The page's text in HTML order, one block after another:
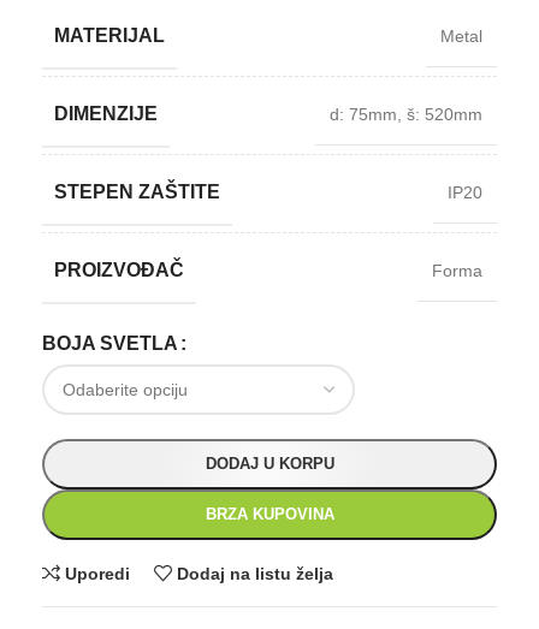
MATERIJAL Metal
DIMENZIJE d: 75mm, š: 520mm
STEPEN ZAŠTITE IP20
PROIZVOĐAČ Forma
BOJA SVETLA
DODAJ U KORPU
BRZA KUPOVINA
Uporedi Dodaj na listu želja